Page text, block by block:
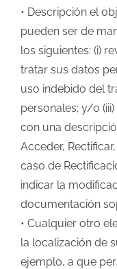
• Descripción el
pueden ser de
los siguientes: (i)
tratar sus datos
uso indebido del
personales; y/o
con una
Acceder,
caso de
indicar la
documentación
• Cualquier otro
la localización de
ejemplo, a que